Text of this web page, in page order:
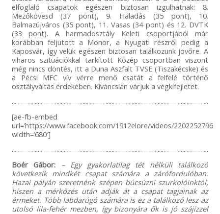
elfoglaló csapatok egészen biztosan izgulhatnak: 8.
Mezőkövesd (37 pont), 9. Haladás (35 pont), 10.
Balmazújváros (35 pont), 11. Vasas (34 pont) és 12. DVTK
(33 pont). A harmadosztály Keleti csoportjából már
korábban feljutott a Monor, a Nyugati részről pedig a
Kaposvár, így velük egészen biztosan találkozunk jövőre. A
viharos szituációkkal tarkított Közép csoportban viszont
még nincs döntés, itt a Duna Aszfalt TVSE (Tiszakécske) és
a Pécsi MFC vív vérre menő csatát a felfelé történő
osztályváltás érdekében. Kíváncsian várjuk a végkifejletet.
[ae-fb-embed
url=’https://www.facebook.com/1912elore/videos/
width=’680′]
Boér Gábor:
– Egy gyakorlatilag tét nélküli találkozó
következik mindkét csapat számára a zárófordulóban.
Hazai pályán szeretnénk szépen búcsúzni szurkolóinktól,
hiszen a mérkőzés után adják át a csapat tagjainak az
érmeket. Több labdarúgó számára is ez a találkozó lesz az
utolsó lila-fehér mezben, így bizonyára ők is jó szájízzel